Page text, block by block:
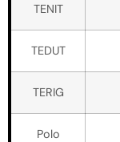
TENIT
TEDUT
TERIG
Polo